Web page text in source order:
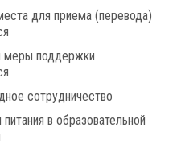
для приема (перевода)
меры поддержки
сотрудничество
питания в образовательной